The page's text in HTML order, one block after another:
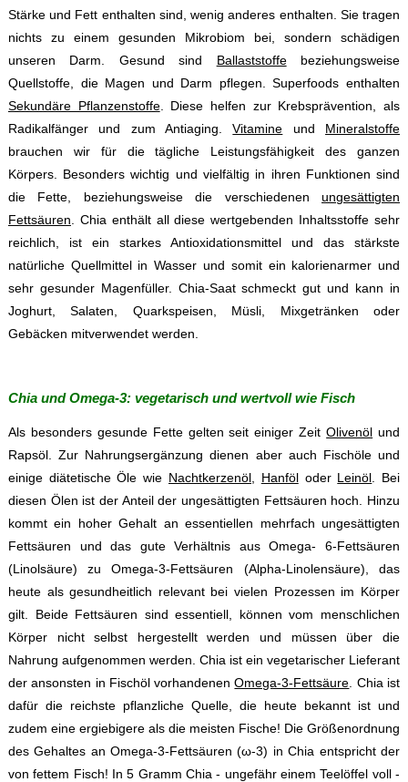
Stärke und Fett enthalten sind, wenig anderes enthalten. Sie tragen
nichts zu einem gesunden Mikrobiom bei, sondern schädigen
unseren Darm. Gesund sind Ballaststoffebeziehungsweise
Quellstoffe, die Magen und Darm pflegen. Superfoods enthalten
Sekundäre Pflanzenstoffe. Diese helfen zur Krebsprävention, als
Radikalfänger und zum Antiaging.Vitamine und Mineralstoffe
brauchen wir für die tägliche Leistungsfähigkeit des ganzen
Körpers. Besonders wichtig und vielfältig in ihren Funktionen sind
die Fette, beziehungsweise die verschiedenenungesättigten
Fettsäuren . Chia enthält all diese wertgebenden Inhaltsstoffe sehr
reichlich, ist ein starkes Antioxidationsmittel und das stärkste
natürliche Quellmittel in Wasser und somit ein kalorienarmer und
sehr gesunder Magenfüller. Chia-Saat schmeckt gut und kann in
Joghurt, Salaten, Quarkspeisen, Müsli, Mixgetränken oder
Gebäcken mitverwendet werden.
Chia und Omega-3: vegetarisch und wertvoll wie Fisch
Als besonders gesunde Fette gelten seit einiger ZeitOlivenöl und
Rapsöl. Zur Nahrungsergänzung dienen aber auch Fischöle und
einige diätetische Öle wie Nachtkerzenöl Hanföloder Leinöl . Bei
diesen Ölen ist der Anteil der ungesättigten Fettsäuren hoch. Hinzu
kommt ein hoher Gehalt an essentiellen mehrfach ungesättigten
Fettsäuren und das gute Verhältnis aus Omega- 6-Fettsäuren
(Linolsäure) zu Omega-3-Fettsäuren (Alpha-Linolensäure), das
heute als gesundheitlich relevant bei vielen Prozessen im Körper
gilt. Beide Fettsäuren sind essentiell, können vom menschlichen
Körper nicht selbst hergestellt werden und müssen über die
Nahrung aufgenommen werden. Chia ist ein vegetarischer Lieferant
der ansonsten in Fischöl vorhandenenOmega-3-Fettsäure . Chia ist
dafür die reichste pflanzliche Quelle, die heute bekannt ist und
zudem eine ergiebigere als die meisten Fische! Die Größenordnung
des Gehaltes an Omega-3-Fettsäuren (ω-3) in Chia entspricht der
von fettem Fisch! In 5 Gramm Chia - ungefähr einem Teelöffel voll -